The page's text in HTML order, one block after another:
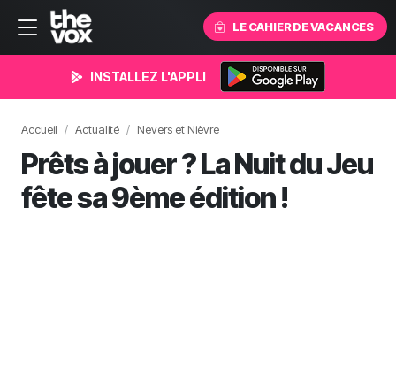
LE CAHIER DE VACANCES
INSTALLEZ L'APPLI
Accueil Actualité Nevers et Nièvre
Prêts à jouer ? La Nuit du Jeu
fête sa 9ème édition !